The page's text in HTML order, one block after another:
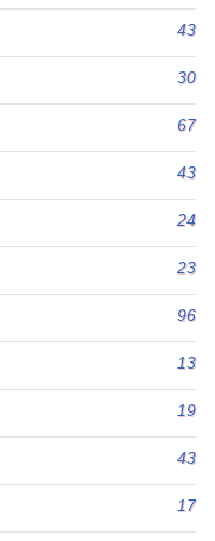
43
30
67
43
24
23
96
13
19
43
17